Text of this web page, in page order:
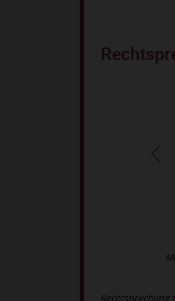
Rechtsprechung